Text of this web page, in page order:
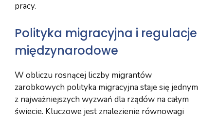
pracy.
Polityka migracyjna i regulacje
międzynarodowe
W obliczu rosnącej liczby migrantów
zarobkowych polityka migracyjna staje się jednym
z najważniejszych wyzwań dla rządów na całym
świecie. Kluczowe jest znalezienie równowagi